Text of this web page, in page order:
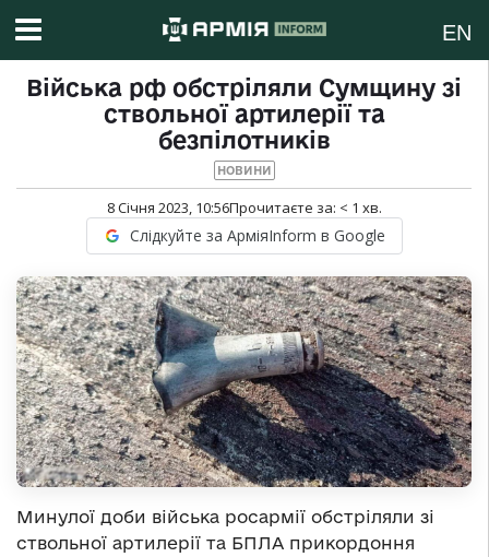
EN
Війська рф обстріляли Сумщину зі
ствольної артилерії та
безпілотників
НОВИНИ
8 Січня 2023, 10:56Прочитаєте за: < 1 хв.
Слідкуйте за АрміяInform в Google
Минулої доби війська росармії обстріляли зі
ствольної артилерії та БПЛА прикордоння